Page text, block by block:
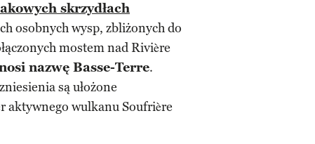
skrzydłach
osobnych wysp, zbliżonych do
mostem nad Rivière
nazwę Basse-Terre.
są ułożone
aktywnego wulkanu Soufrière